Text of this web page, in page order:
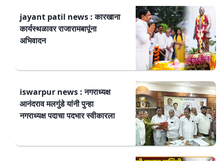
jayant patil news : कारखाना
कार्यस्थळावर राजारामबापूंना
अभिवादन
iswarpur news : नगराध्यक्ष
आनंदराव मलगुंडे यांनी पुन्हा
नगराध्यक्ष पदाचा पदभार स्वीकारला